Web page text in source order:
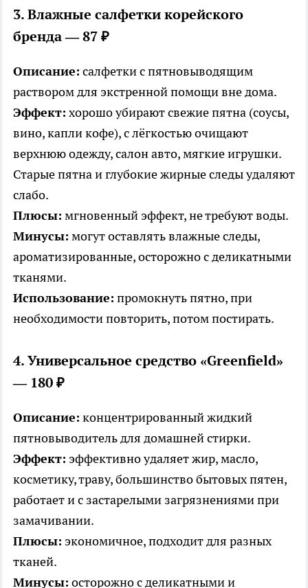
3. Влажные салфетки корейского
бренда — 87 ₽
Описание: салфетки с пятновыводящим
раствором для экстренной помощи вне дома.
Эффект: хорошо убирают свежие пятна (соусы,
вино, капли кофе), с лёгкостью очищают
верхнюю одежду, салон авто, мягкие игрушки.
Старые пятна и глубокие жирные следы удаляют
слабо.
Плюсы: мгновенный эффект, не требуют воды.
Минусы: могут оставлять влажные следы,
ароматизированные, осторожно с деликатными
тканями.
Использование: промокнуть пятно, при
необходимости повторить, потом постирать.
4. Универсальное средство «Greenfield»
— 180 ₽
Описание: концентрированный жидкий
пятновыводитель для домашней стирки.
Эффект: эффективно удаляет жир, масло,
косметику, траву, большинство бытовых пятен,
работает и с застарелыми загрязнениями при
замачивании.
Плюсы: экономичное, подходит для разных
тканей.
Минусы: осторожно с деликатными и